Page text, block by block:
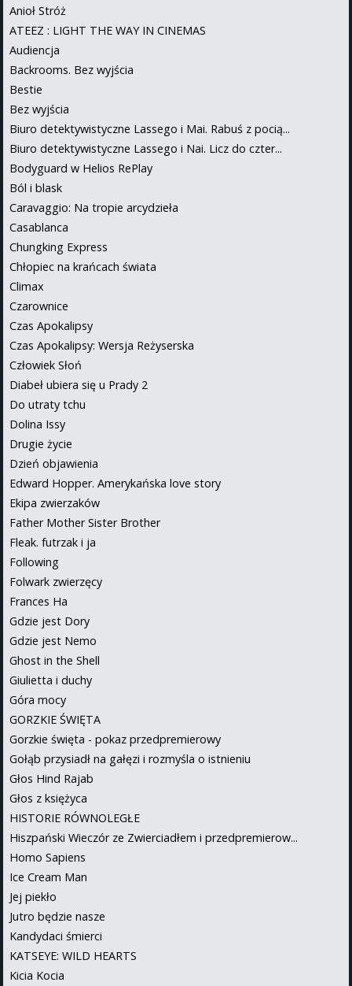
Anioł Stróż
ATEEZ : LIGHT THE WAY IN CINEMAS
Audiencja
Backrooms. Bez wyjścia
Bestie
Bez wyjścia
Biuro detektywistyczne Lassego i Mai. Rabuś z pocią...
Biuro detektywistyczne Lassego i Nai. Licz do czter...
Bodyguard w Helios RePlay
Ból i blask
Caravaggio: Na tropie arcydzieła
Casablanca
Chungking Express
Chłopiec na krańcach świata
Climax
Czarownice
Czas Apokalipsy
Czas Apokalipsy: Wersja Reżyserska
Człowiek Słoń
Diabeł ubiera się u Prady 2
Do utraty tchu
Dolina Issy
Drugie życie
Dzień objawienia
Edward Hopper. Amerykańska love story
Ekipa zwierzaków
Father Mother Sister Brother
Fleak. futrzak i ja
Following
Folwark zwierzęcy
Frances Ha
Gdzie jest Dory
Gdzie jest Nemo
Ghost in the Shell
Giulietta i duchy
Góra mocy
GORZKIE ŚWIĘTA
Gorzkie święta - pokaz przedpremierowy
Gołąb przysiadł na gałęzi i rozmyśla o istnieniu
Głos Hind Rajab
Głos z księżyca
HISTORIE RÓWNOLEGŁE
Hiszpański Wieczór ze Zwierciadłem i przedpremierow...
Homo Sapiens
Ice Cream Man
Jej piekło
Jutro będzie nasze
Kandydaci śmierci
KATSEYE: WILD HEARTS
Kicia Kocia